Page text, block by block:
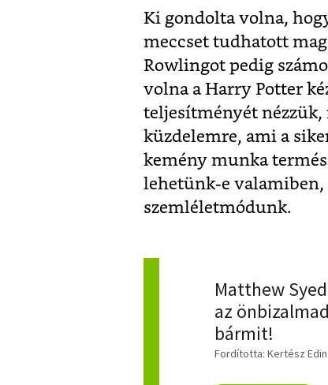
Ki gondolta volna,
meccset tudhatott
Rowlingot pedig
volna a Harry Potter
teljesítményét nézzük,
küzdelemre, ami a
kemény munka
lehetünk-e
szemléletmódunk.
Matthew
az
bármit!
Fordította: Kertész